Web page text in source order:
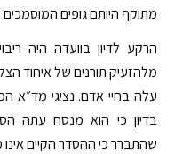
מתוקף היותם גופים המוסמכים
הרקע לדיון בוועדה היה
מלהזעיק תורנים של איחוד
עלה בחיי אדם. נציגי מד״א
בדיון כי הוא מנסח עתה
שהתברר כי ההסדר הקיים אינו